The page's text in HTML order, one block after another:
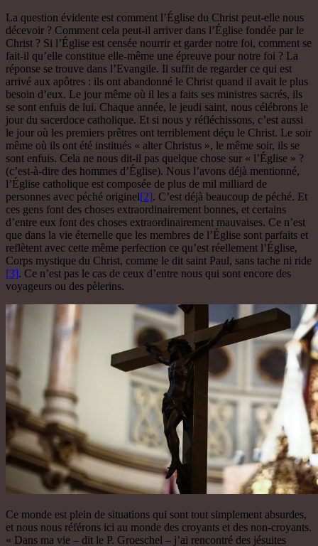
La question évidente est comment l’Église du Christ peut-elle nous
décevoir ? Comment cela peut-il arriver dans l’Église fondée par le
Christ ? Si l’Église est censée nourrir et garder notre foi, comment se
fait-il qu’elle constitue elle-même une épreuve pour notre foi ? La
réponse se trouve dans l’Evangile. Il suffit de regarder ce qui est
arrivé aux apôtres : ils ont abandonné le Christ quand il avait le plus
besoin d’eux. Le jour même où il les a faits ses ministres sacrés, ils
se sont enfuis de lui. Chaque année, le jeudi saint, nous célébrons le
jour du sacerdoce catholique. Et si nous y réfléchissons, c’est aussi
le jour où les premiers prêtres ont terriblement déçu le Christ. Le soir
même où ils ont été institués « alter Christus », le même soir, ils se
sont enfuis. Cela ne nous dit-il pas quelque chose sur « l’Église » ?
(c’est-à-dire des hommes d’Église). Nous l’avons déjà mentionné,
l’Église catholique est composée de plus de mil milliard de
personnes avec péché originel[2]. C’est déjà beaucoup de péché. Et
ces gens font des choses extraordinairement bonnes, et certains
d’entre eux font des choses extraordinairement mauvaises. Ce n’est
que dans la vie éternelle que les membres de l’Église sont parfaits et
reflètent avec cette même perfection ce qu’est réellement l’Église,
Corps mystique du Christ, comme le dit saint Paul, sans tache ni ride
[3]. Ce n’est pas le cas de ceux d’entre nous qui sont encore des
voyageurs ou des pèlerins.
Ce monde est plein de situations qui sont tout simplement absurdes,
et nous nous référons ici au monde des croyants et des non-croyants.
« Dans ma vie – dit le P. Groeschel – j’ai rencontré des jésuites